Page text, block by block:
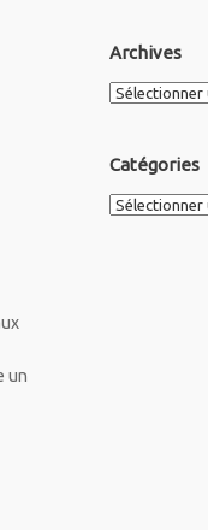
un
Archives
Archives
Catégories
Catégories